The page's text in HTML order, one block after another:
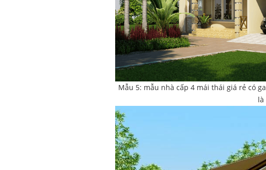
Mẫu 5: mẫu nhà cấp 4 mái thái giá rẻ có
là